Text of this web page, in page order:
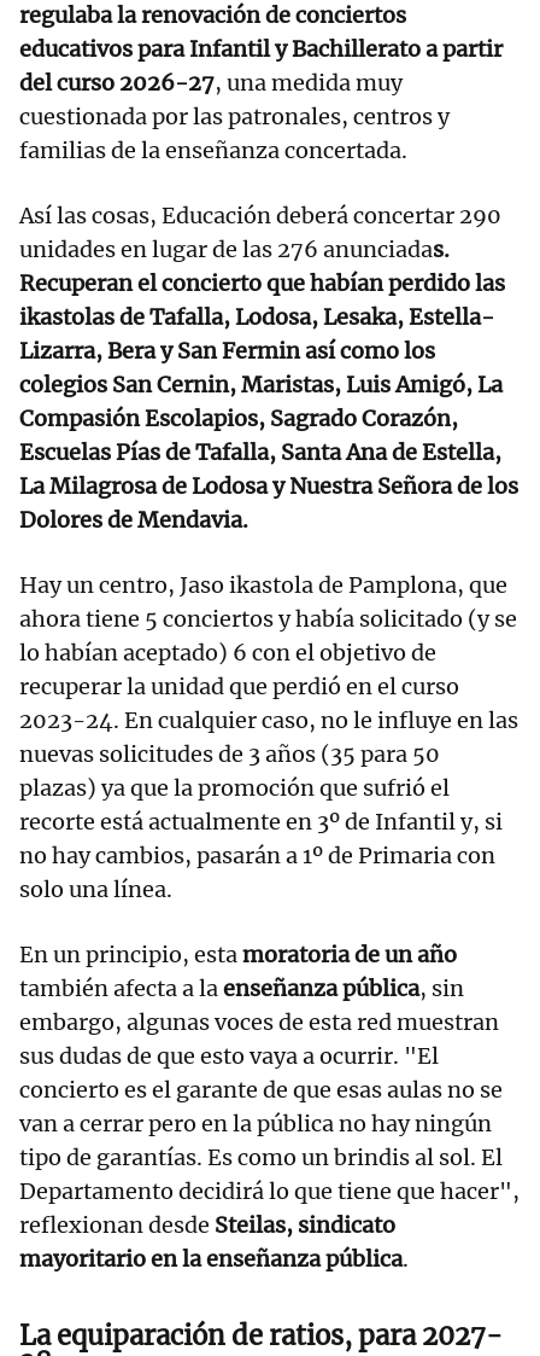
regulaba la renovación de conciertos
educativos para Infantil y Bachillerato a partir
del curso 2026-27, una medida muy
cuestionada por las patronales, centros y
familias de la enseñanza concertada.
Así las cosas, Educación deberá concertar 290
unidades en lugar de las 276 anunciadas.
Recuperan el concierto que habían perdido las
ikastolas de Tafalla, Lodosa, Lesaka, Estella-
Lizarra, Bera y San Fermin así como los
colegios San Cernin, Maristas, Luis Amigó, La
Compasión Escolapios, Sagrado Corazón,
Escuelas Pías de Tafalla, Santa Ana de Estella,
La Milagrosa de Lodosa y Nuestra Señora de los
Dolores de Mendavia.
Hay un centro, Jaso ikastola de Pamplona, que
ahora tiene 5 conciertos y había solicitado (y se
lo habían aceptado) 6 con el objetivo de
recuperar la unidad que perdió en el curso
2023-24. En cualquier caso, no le influye en las
nuevas solicitudes de 3 años (35 para 50
plazas) ya que la promoción que sufrió el
recorte está actualmente en 3º de Infantil y, si
no hay cambios, pasarán a 1º de Primaria con
solo una línea.
En un principio, estamoratoria de un año
también afecta a laenseñanza pública, sin
embargo, algunas voces de esta red muestran
sus dudas de que esto vaya a ocurrir. "El
concierto es el garante de que esas aulas no se
van a cerrar pero en la pública no hay ningún
tipo de garantías. Es como un brindis al sol. El
Departamento decidirá lo que tiene que hacer",
reflexionan desde Steilas, sindicato
mayoritario en la enseñanza pública.
La equiparación de ratios, para 2027-